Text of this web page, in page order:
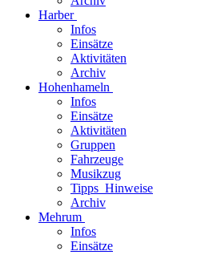
Harber
Infos
Einsätze
Aktivitäten
Archiv
Hohenhameln
Infos
Einsätze
Aktivitäten
Gruppen
Fahrzeuge
Musikzug
Tipps_Hinweise
Archiv
Mehrum
Infos
Einsätze